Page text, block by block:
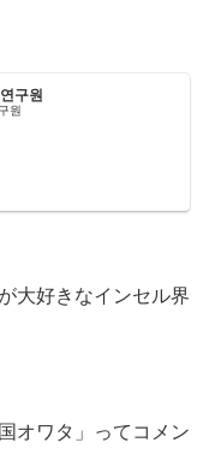
구원
원
大好きなインセル界
オワタ」ってコメン